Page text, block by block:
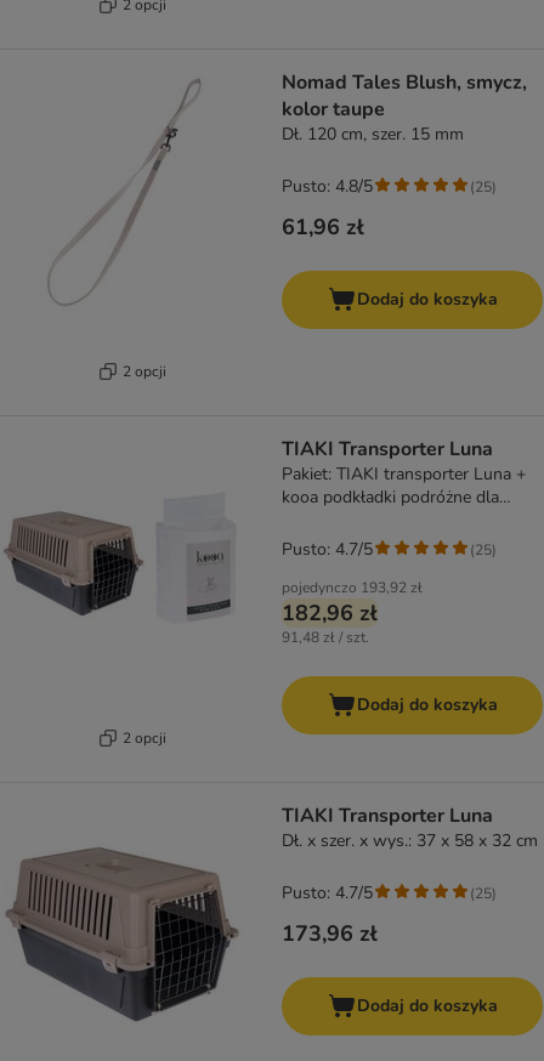
2 opcji
2 opcji
Nomad Tales Blush, smycz,
kolor taupe
Dł. 120 cm, szer. 15 mm
61,96 zł
Pusto: 4.8/5 (25)
Dodaj do koszyka
2 opcji
TIAKI Transporter Luna
Pakiet: TIAKI transporter Luna +
kooa podkładki podróżne dla
pojedynczo 193,92 zł
182,96 zł
91,48 zł / szt.
Pusto: 4.7/5 (25)
Dodaj do koszyka
TIAKI Transporter Luna
Dł. x szer. x wys.: 37 x 58 x 32 cm
173,96 zł
Pusto: 4.7/5 (25)
Dodaj do koszyka